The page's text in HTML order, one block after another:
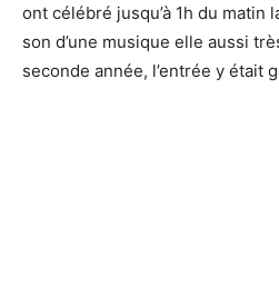
ont célébré jusqu’à 1h du matin
son d’une musique elle aussi
seconde année, l’entrée y était